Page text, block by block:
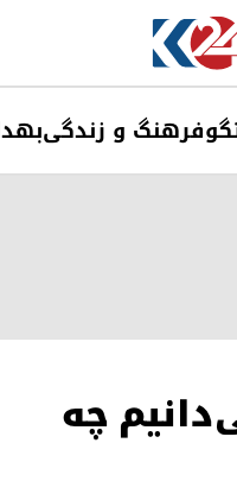
فرهنگ و زندگی
چه